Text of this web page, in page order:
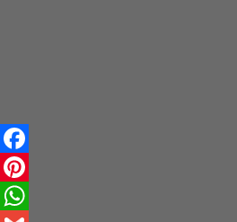
Facebook
Pinterest